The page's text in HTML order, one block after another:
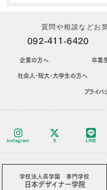
質問や相談などお
092-411-6420
企業の方へ 卒業
社会人･短大･大学生の方へ
プライバ
instagram X LINE
学校法人呉学園 専門学校
日本デザイナー学院